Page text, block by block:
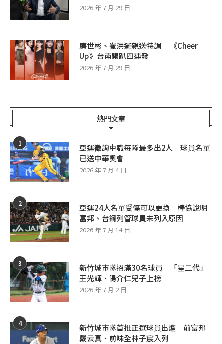
2026 年 7 月 29 日
廉世彬、崔洪邏親送特調 《Cheer
Up》台南開趴四連發
2026 年 7 月 29 日
熱門文章
1
亞運徵詢中職每隊最多出2人 球員名單
已送中華奧會
2026 年 7 月 4 日
2
亞運24人名單受傷可以更換 棒協說明
富邦、台鋼列管球員未列入原因
2026 年 7 月 14 日
3
新竹城市隊招滿30名球員 「星二代」
王光輝、陽介仁兒子上榜
2026 年 7 月 2 日
4
新竹城市隊首批正選球員出爐 前富邦
戴云真、前味全林子宸入列